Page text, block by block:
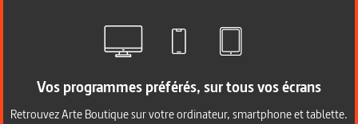
Vos programmes préférés, sur tous vos écrans
Retrouvez Arte Boutique sur votre ordinateur, smartphone et tablette.